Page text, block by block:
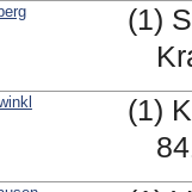
(1)
(1)